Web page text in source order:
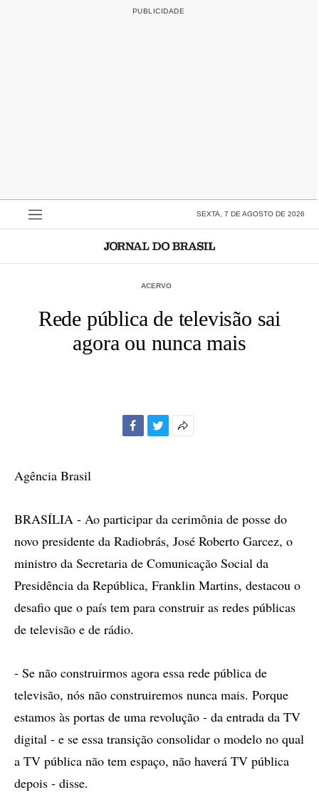
SEXTA, 7 DE AGOSTO DE 2026
ACERVO
Rede pública de televisão sai
agora ou nunca mais
Agência Brasil
BRASÍLIA - Ao participar da cerimônia de posse do
novo presidente da Radiobrás, José Roberto Garcez, o
ministro da Secretaria de Comunicação Social da
Presidência da República, Franklin Martins, destacou o
desafio que o país tem para construir as redes públicas
de televisão e de rádio.
- Se não construirmos agora essa rede pública de
televisão, nós não construiremos nunca mais. Porque
estamos às portas de uma revolução - da entrada da TV
digital - e se essa transição consolidar o modelo no qual
a TV pública não tem espaço, não haverá TV pública
depois - disse.